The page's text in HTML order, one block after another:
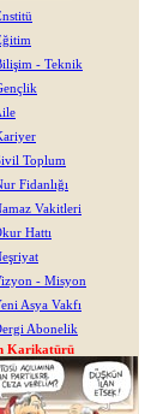
- Teknik
Toplum
Fidanlığı
Vakitleri
Hattı
- Misyon
Asya Vakfı
Abonelik
Karikatürü